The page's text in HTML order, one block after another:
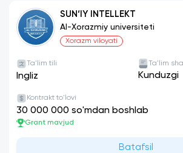
SUN‘IY INTELLEKT
Al-Xorazmiy universiteti
Xorazm viloyati
Ta'lim tili
Ingliz
Ta'lim
Kunduzgi
Kontrakt to'lovi
30 000 000 so'mdan boshlab
Grant mavjud
Batafsil